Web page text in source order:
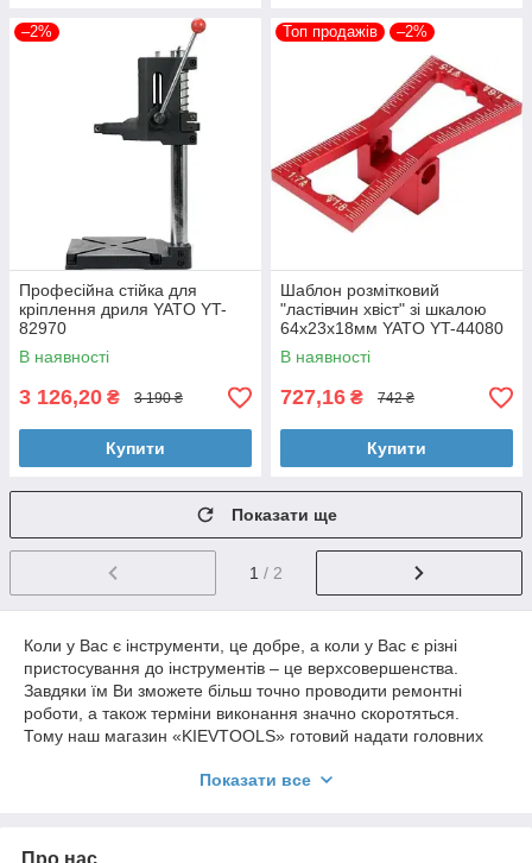
–2%
Професійна стійка для
кріплення дриля YATO YT-
82970
В наявності
3 126,20 ₴ 3 190 ₴
Купити
Топ продажів –2%
Шаблон розмітковий
"ластівчин хвіст" зі шкалою
64х23х18мм YATO YT-44080
В наявності
727,16 ₴ 742 ₴
Купити
Показати ще
1 / 2
Коли у Вас є інструменти, це добре, а коли у Вас є різні
пристосування до інструментів – це верхсовершенства.
Завдяки їм Ви зможете більш точно проводити ремонтні
роботи, а також терміни виконання значно скоротяться.
Тому наш магазин «KIEVTOOLS» готовий надати головних
Верстат;
Показати все
Про нас